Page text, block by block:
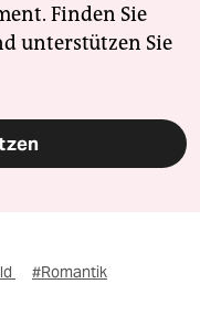
Finden Sie
unterstützen Sie
#Romantik